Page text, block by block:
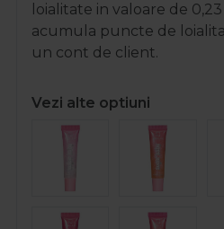
loialitate in valoare de 0,23
acumula puncte de
un cont de client.
Vezi alte optiuni